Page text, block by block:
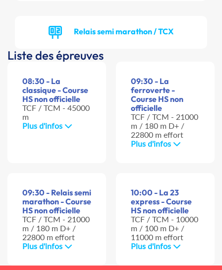
Relais semi marathon / TCX
Liste des épreuves
08:30 - La
classique - Course
HS non officielle
TCF / TCM - 45000
m
Plus d'infos
09:30 - La
ferroverte -
Course HS non
officielle
TCF / TCM - 21000
m / 180 m D+ /
22800 m effort
Plus d'infos
09:30 - Relais semi
marathon - Course
HS non officielle
TCF / TCM - 21000
m / 180 m D+ /
22800 m effort
Plus d'infos
10:00 - La 23
express - Course
HS non officielle
TCF / TCM - 10000
m / 100 m D+ /
11000 m effort
Plus d'infos